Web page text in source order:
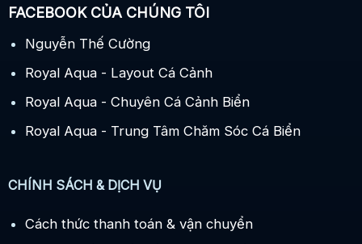
FACEBOOK CỦA CHÚNG TÔI
Nguyễn Thế Cường
Royal Aqua - Layout Cá Cảnh
Royal Aqua - Chuyên Cá Cảnh Biển
Royal Aqua - Trung Tâm Chăm Sóc Cá Biển
CHÍNH SÁCH & DỊCH VỤ
Cách thức thanh toán & vận chuyển